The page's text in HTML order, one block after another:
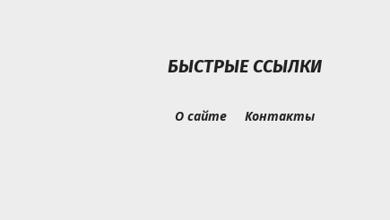
БЫСТРЫЕ ССЫЛКИ
О сайте Контакты